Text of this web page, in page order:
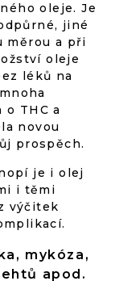
oleje. Je
jiné
měrou a při
oleje
léků na
THC a
novou
prospěch.
je i olej
i těmi
výčitek
mykóza,
apod.